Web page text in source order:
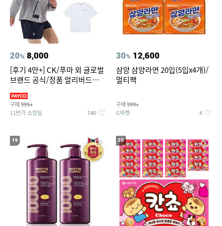
20% 8,000
[후기 4만+] CK/푸마 외 글로벌
브랜드 공식/정품 얼리버드
구매 999+
11번가 쇼킹딜 140
30% 12,600
삼양 삼양라면 20입(5입x4개)/
멀티팩
구매 999+
G마켓 4
19 20